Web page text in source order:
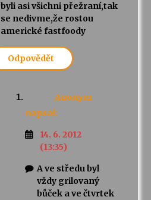
byli asi všichni přežraní,tak
se nedivme,že rostou
americké fastfoody
Odpovědět
Anonym
napsal:
14. 6. 2012
(13:35)
A ve středu byl
vždy grilovaný
bůček a ve čtvrtek